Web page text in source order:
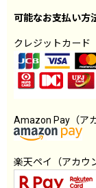
可能なお支払い方
クレジットカード
Amazon Pay（ア
楽天ペイ（アカウ